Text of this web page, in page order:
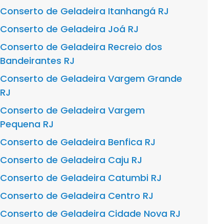
Conserto de Geladeira Itanhangá RJ
Conserto de Geladeira Joá RJ
Conserto de Geladeira Recreio dos
Bandeirantes RJ
Conserto de Geladeira Vargem Grande
RJ
Conserto de Geladeira Vargem
Pequena RJ
Conserto de Geladeira Benfica RJ
Conserto de Geladeira Caju RJ
Conserto de Geladeira Catumbi RJ
Conserto de Geladeira Centro RJ
Conserto de Geladeira Cidade Nova RJ